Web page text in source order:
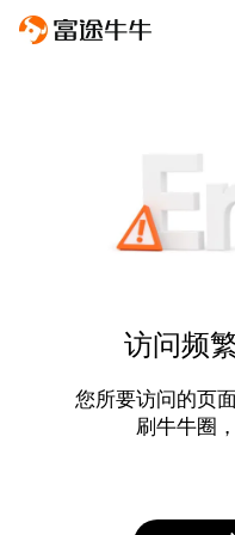
访问频
您所要访问的页
刷牛牛圈